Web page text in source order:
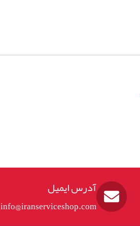
آدرس ایمیل
info@iranserviceshop.com